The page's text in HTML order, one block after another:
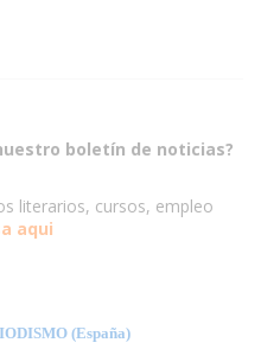
boletín de noticias?
literarios, cursos, empleo
aqui
(España)